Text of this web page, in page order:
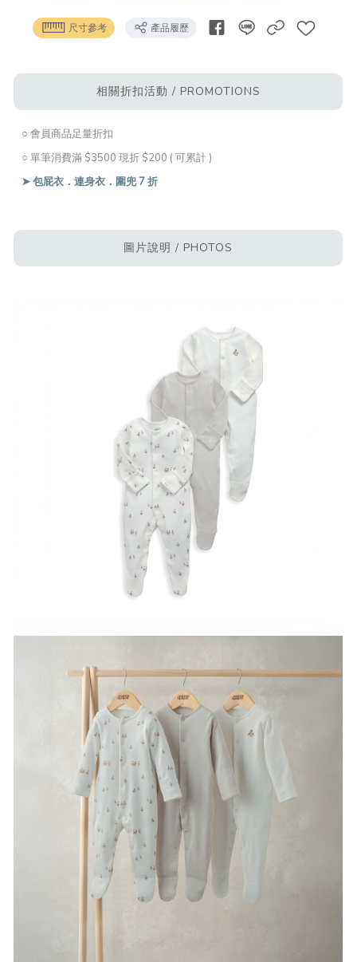
尺寸參考 產品履歷
相關折扣活動 / PROMOTIONS
○ 會員商品足量折扣
○ 單筆消費滿 $3500 現折 $200 ( 可累計 )
➤ 包屁衣．連身衣．圍兜 7 折
圖片說明 / PHOTOS